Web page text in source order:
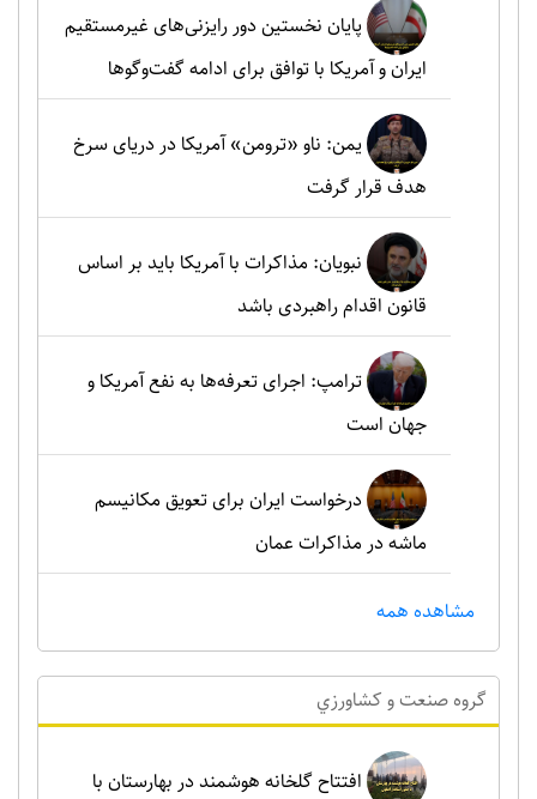
پایان نخستین دور رایزنی‌های غیرمستقیم
ایران و آمریکا با توافق برای ادامه گفت‌وگوها
یمن: ناو «ترومن» آمریکا در دریای سرخ
هدف قرار گرفت
نبویان: مذاکرات با آمریکا باید بر اساس
قانون اقدام راهبردی باشد
ترامپ: اجرای تعرفه‌ها به نفع آمریکا و
جهان است
درخواست ایران برای تعویق مکانیسم
ماشه در مذاکرات عمان
مشاهده همه
گروه صنعت و کشاورزي
افتتاح گلخانه هوشمند در بهارستان با